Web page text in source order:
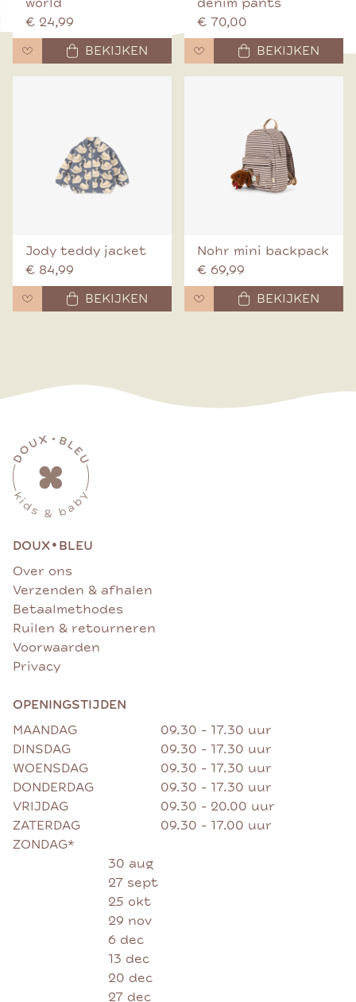
€ 24,99
BEKIJKEN
€ 70,00
BEKIJKEN
Jody teddy jacket
€ 84,99
BEKIJKEN
Nohr mini backpack
€ 69,99
BEKIJKEN
DOUX• BLEU
Over ons
Verzenden & afhalen
Betaalmethodes
Ruilen & retourneren
Voorwaarden
Privacy
OPENINGSTIJDEN
MAANDAG
09.30 - 17.30 uur
DINSDAG
09.30 - 17.30 uur
WOENSDAG
09.30 - 17.30 uur
DONDERDAG
09.30 - 17.30 uur
VRIJDAG
09.30 - 20.00 uur
ZATERDAG
09.30 - 17.00 uur
ZONDAG*
30 aug
27 sept
25 okt
29 nov
6 dec
13 dec
20 dec
27 dec